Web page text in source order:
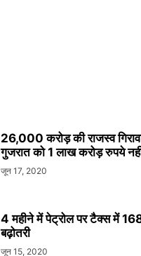
26,000 करोड़ की राजस्व
गुजरात को 1 लाख करोड़ रुपये
जून 17, 2020
4 महीने में पेट्रोल पर टैक्स में
बढ़ोतरी
जून 15, 2020